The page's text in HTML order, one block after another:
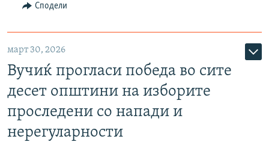
Сподели
март 30, 2026
Вучиќ прогласи победа во сите
десет општини на изборите
проследени со напади и
нерегуларности